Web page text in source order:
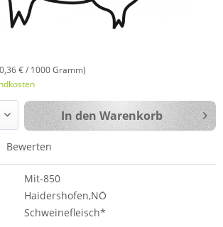
€ / 1000 Gramm)
In den Warenkorb
Bewerten
Mit-850
Haidershofen,NÖ
Schweinefleisch*